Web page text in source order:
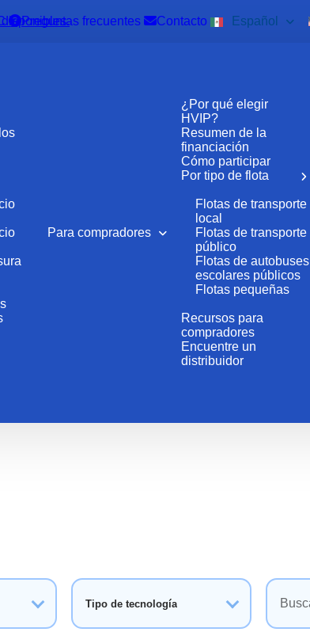
Preguntas frecuentes Contacto Español
Para compradores
¿Por qué elegir
HVIP?
Resumen de la
financiación
Cómo participar
Por tipo de flota
Flotas de transporte
local
Flotas de transporte
público
Flotas de autobuses
escolares públicos
Flotas pequeñas
Recursos para
compradores
Encuentre un
distribuidor
Tipo de tecnología